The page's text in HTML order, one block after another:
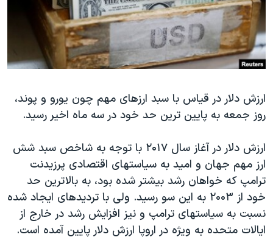
فرهنگ و زندگی
حقوق شهروندی
اقتصادی
اسرائیل در جنگ
گالری عکس
آرشیو پخش زنده
مستندها
انتخابات ریاست جمهوری آمریکا ۲۰۲۴
حمله جمهوری اسلامی به اسرائیل
ورزش زنان در ایران
اعتراضات زن، زندگی، آزادی
مجموعه مستندهای دادخواهی
تریبونال مردمی آبان ۹۸
دادگاه حمید نوری
چهل سال گروگان‌گیری
قانون شفافیت دارائی کادر رهبری ایران
دنبال کنید
زبانهای مختلف
ارزش دلار در قیاس با سبد ارزهای مهم چون یورو و پوند،
روز جمعه به پایین ترین حد خود در سه ماه اخیر رسید.
ارزش دلار در آغاز سال ۲۰۱۷ با توجه به شاخص سبد شش
ارز مهم جهان و امید به سیاستهای اقتصادی پرزیدنت
ترامپ که خواهان رشد بیشتر شده بود، به بالاترین حد
خود از ۲۰۰۳ به این سو رسید. ولی با تردیدهای ایجاد شده
نسبت به سیاستهای ترامپ و نیز افزایش رشد در خارج از
ایالات متحده به ویژه در اروپا ارزش دلار پایین آمده است.